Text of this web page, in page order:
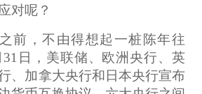
对呢？
前，不由得想起一桩陈年往
31日，美联储、欧洲央行、英
、加拿大央行和日本央行宣布